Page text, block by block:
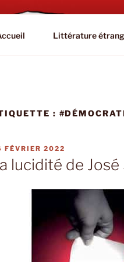
Littéraire et Culturel
Littérature
:
FÉVRIER 2022
lucidité de José